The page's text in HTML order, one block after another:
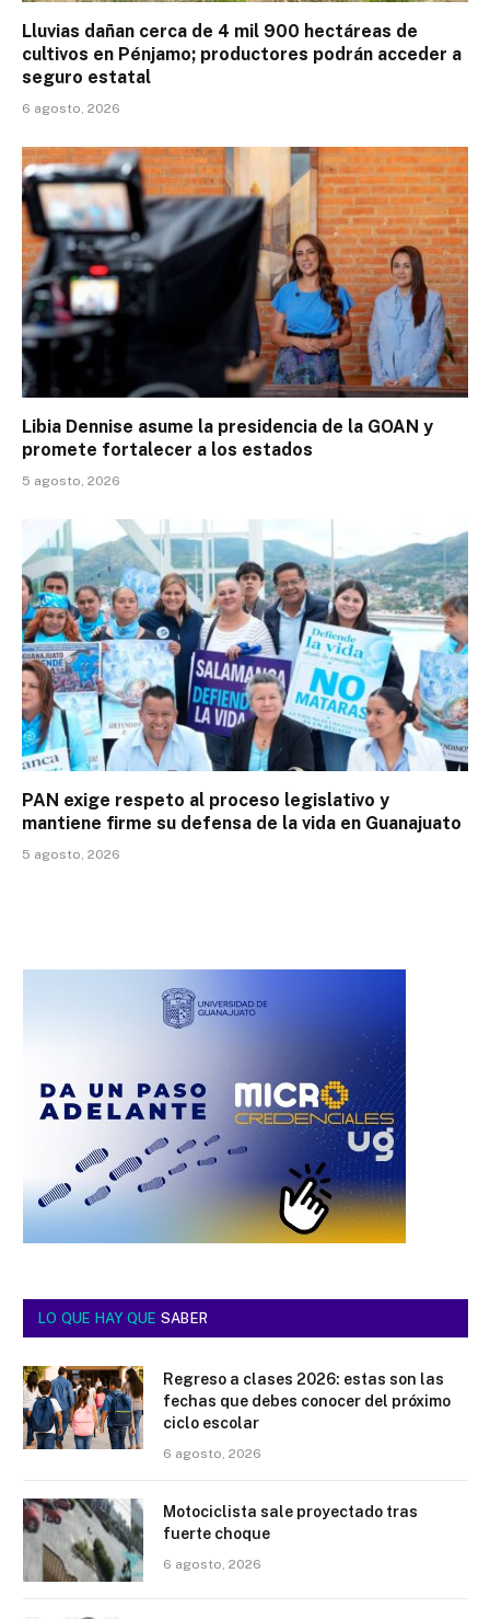
Lluvias dañan cerca de 4 mil 900 hectáreas de
cultivos en Pénjamo; productores podrán acceder a
seguro estatal
6 agosto, 2026
Libia Dennise asume la presidencia de la GOAN y
promete fortalecer a los estados
5 agosto, 2026
PAN exige respeto al proceso legislativo y
mantiene firme su defensa de la vida en Guanajuato
5 agosto, 2026
LO QUE HAY QUE SABER
Regreso a clases 2026: estas son las
fechas que debes conocer del próximo
ciclo escolar
6 agosto, 2026
Motociclista sale proyectado tras
fuerte choque
6 agosto, 2026